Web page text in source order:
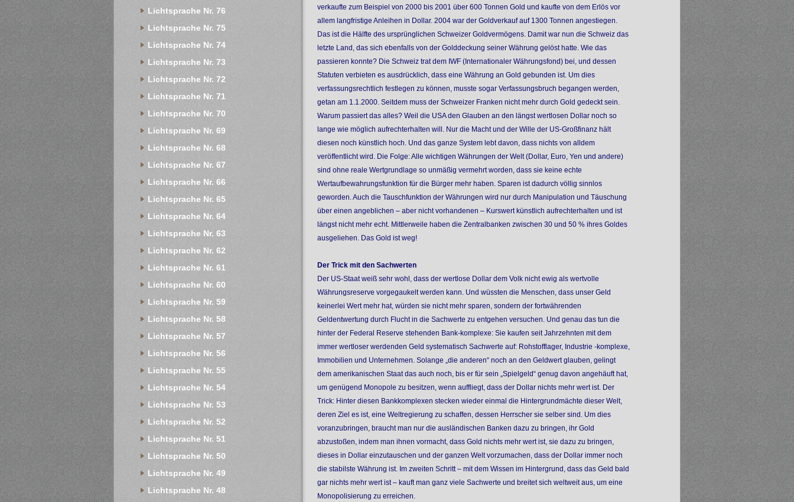
verkaufte zum Beispiel von 2000 bis 2001 über 600 Tonnen Gold und kaufte von dem Erlös vor
allem langfristige Anleihen in Dollar. 2004 war der Goldverkauf auf 1300 Tonnen angestiegen.
Das ist die Hälfte des ursprünglichen Schweizer Goldvermögens. Damit war nun die Schweiz das
letzte Land, das sich ebenfalls von der Golddeckung seiner Währung gelöst hatte. Wie das
passieren konnte? Die Schweiz trat dem IWF (Internationaler Währungsfond) bei, und dessen
Statuten verbieten es ausdrücklich, dass eine Währung an Gold gebunden ist. Um dies
verfassungsrechtlich festlegen zu können, musste sogar Verfassungsbruch begangen werden,
getan am 1.1.2000. Seitdem muss der Schweizer Franken nicht mehr durch Gold gedeckt sein.
Warum passiert das alles? Weil die USA den Glauben an den längst wertlosen Dollar noch so
lange wie möglich aufrechterhalten will. Nur die Macht und der Wille der US-Großfinanz hält
diesen noch künstlich hoch. Und das ganze System lebt davon, dass nichts von alldem
veröffentlicht wird. Die Folge: Alle wichtigen Währungen der Welt (Dollar, Euro, Yen und andere)
sind ohne reale Wertgrundlage so unmäßig vermehrt worden, dass sie keine echte
Wertaufbewahrungsfunktion für die Bürger mehr haben. Sparen ist dadurch völlig sinnlos
geworden. Auch die Tauschfunktion der Währungen wird nur durch Manipulation und Täuschung
über einen angeblichen – aber nicht vorhandenen – Kurswert künstlich aufrechterhalten und ist
längst nicht mehr echt. Mittlerweile haben die Zentralbanken zwischen 30 und 50 % ihres Goldes
ausgeliehen. Das Gold ist weg!
Der Trick mit den Sachwerten
Der US-Staat weiß sehr wohl, dass der wertlose Dollar dem Volk nicht ewig als wertvolle
Währungsreserve vorgegaukelt werden kann. Und wüssten die Menschen, dass unser Geld
keinerlei Wert mehr hat, würden sie nicht mehr sparen, sondern der fortwährenden
Geldentwertung durch Flucht in die Sachwerte zu entgehen versuchen. Und genau das tun die
hinter der Federal Reserve stehenden Bank-komplexe: Sie kaufen seit Jahrzehnten mit dem
immer wertloser werdenden Geld systematisch Sachwerte auf: Rohstofflager, Industrie -komplexe,
Immobilien und Unternehmen. Solange „die anderen“ noch an den Geldwert glauben, gelingt
dem amerikanischen Staat das auch noch, bis er für sein „Spielgeld“ genug davon angehäuft hat,
um genügend Monopole zu besitzen, wenn auffliegt, dass der Dollar nichts mehr wert ist. Der
Trick: Hinter diesen Bankkomplexen stecken wieder einmal die Hintergrundmächte dieser Welt,
deren Ziel es ist, eine Weltregierung zu schaffen, dessen Herrscher sie selber sind. Um dies
voranzubringen, braucht man nur die ausländischen Banken dazu zu bringen, ihr Gold
abzustoßen, indem man ihnen vormacht, dass Gold nichts mehr wert ist, sie dazu zu bringen,
dieses in Dollar einzutauschen und der ganzen Welt vorzumachen, dass der Dollar immer noch
die stabilste Währung ist. Im zweiten Schritt – mit dem Wissen im Hintergrund, dass das Geld bald
gar nichts mehr wert ist – kauft man ganz viele Sachwerte und breitet sich weltweit aus, um eine
Monopolisierung zu erreichen.
Lichtsprache Nr. 76
Lichtsprache Nr. 75
Lichtsprache Nr. 74
Lichtsprache Nr. 73
Lichtsprache Nr. 72
Lichtsprache Nr. 71
Lichtsprache Nr. 70
Lichtsprache Nr. 69
Lichtsprache Nr. 68
Lichtsprache Nr. 67
Lichtsprache Nr. 66
Lichtsprache Nr. 65
Lichtsprache Nr. 64
Lichtsprache Nr. 63
Lichtsprache Nr. 62
Lichtsprache Nr. 61
Lichtsprache Nr. 60
Lichtsprache Nr. 59
Lichtsprache Nr. 58
Lichtsprache Nr. 57
Lichtsprache Nr. 56
Lichtsprache Nr. 55
Lichtsprache Nr. 54
Lichtsprache Nr. 53
Lichtsprache Nr. 52
Lichtsprache Nr. 51
Lichtsprache Nr. 50
Lichtsprache Nr. 49
Lichtsprache Nr. 48